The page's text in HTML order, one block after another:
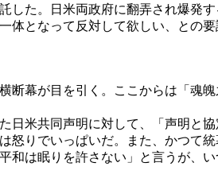
た。日米両政府に翻弄され爆発す
体となって反対して欲しい、との
断幕が目を引く。ここからは「魂
日米共同声明に対して、「声明と
怒りでいっぱいだ。また、かつて
和は眠りを許さない」と言うが、